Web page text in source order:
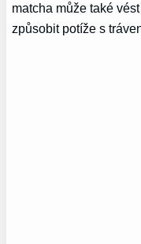
matcha může také
způsobit potíže s